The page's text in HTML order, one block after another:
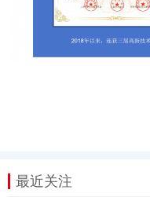
最近关注